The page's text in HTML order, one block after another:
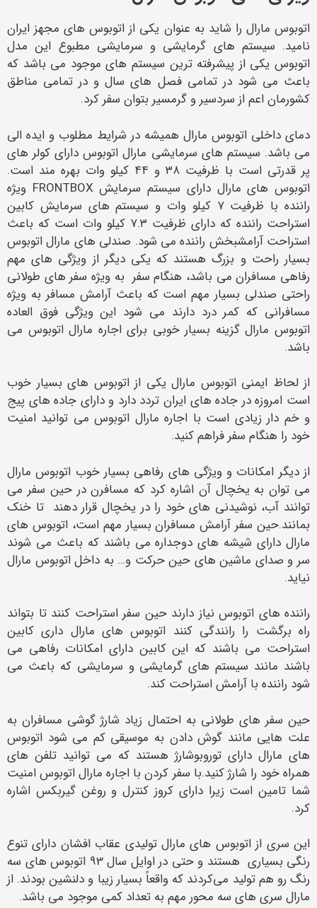
اتوبوس مارال را شاید به عنوان یکی از اتوبوس های مجهز ایران
نامید. سیستم های گرمایشی و سرمایشی مطبوع این مدل
اتوبوس یکی از پیشرفته ترین سیستم های موجود می باشد که
باعث می شود در تمامی فصل های سال و در تمامی مناطق
کشورمان اعم از سردسیر و گرمسیر بتوان سفر کرد.
دمای داخلی اتوبوس مارال همیشه در شرایط مطلوب و ایده الی
می باشد. سیستم های سرمایشی مارال اتوبوس دارای کولر های
پر قدرتی است با ظرفیت ۳۸ و ۴۴ کیلو وات بهره مند است.
اتوبوس های مارال دارای سیستم سرمایش FRONTBOX ویژه
راننده با ظرفیت ۷ کیلو وات و سیستم های سرمایش کابین
استراحت راننده که دارای ظرفیت ۷.۳ کیلو وات است که باعث
استراحت آرامشبخش راننده می شود. صندلی های مارال اتوبوس
بسیار راحت و بزرگ هستند که یکی دیگر از ویژگی های مهم
رفاهی مسافران می باشد، هنگام سفر به ویژه سفر های طولانی
راحتی صندلی بسیار مهم است که باعث آرامش مسافر به ویژه
مسافرانی که کمر درد دارند می شود این ویژگی فوق العاده
اتوبوس مارال گزینه بسیار خوبی برای اجاره مارال اتوبوس می
باشد.
از لحاظ ایمنی اتوبوس مارال یکی از اتوبوس های بسیار خوب
است امروزه در جاده های ایران تردد دارد و دارای جاده های پیج
و خم دار زیادی است با اجاره مارال اتوبوس می توانید امنیت
خود را هنگام سفر فراهم کنید.
از دیگر امکانات و ویژگی های رفاهی بسیار خوب اتوبوس مارال
می توان به یخچال آن اشاره کرد که مسافرن در حین سفر می
توانند آب، نوشیدنی های خود را در یخچال قرار دهند تا خنک
بمانند.حین سفر آرامش مسافران بسیار مهم است، اتوبوس های
مارال دارای شیشه های دوجداره می باشند که باعث می شوند
سر و صدای ماشین های حین حرکت و… به داخل اتوبوس مارال
نیاید.
راننده های اتوبوس نیاز دارند حین سفر استراحت کنند تا بتواند
راه برگشت را رانندگی کنند اتوبوس های مارال داری کابین
استراحت می باشند که این کابین دارای امکانات رفاهی می
باشند مانند سیستم های گرمایشی و سرمایشی که باعث می
شود راننده با آرامش استراحت کند.
حین سفر های طولانی به احتمال زیاد شارژ گوشی مسافران به
علت هایی مانند گوش دادن به موسیقی کم می شود اتوبوس
های مارال دارای توروبوشارژ هستند که می توانید تلفن های
همراه خود را شارژ کنید.با سفر کردن با اجاره مارال اتوبوس امنیت
شما تامین است زیرا دارای کروز کنترل و روغن گیربکس اشاره
کرد.
این سری از اتوبوس‌ های مارال تولیدی عقاب افشان دارای تنوع
رنگی بسیاری هستند و حتی در اوایل سال 93 اتوبوس‌ های سه
رنگ رو هم تولید می‌کردند که واقعاً بسیار زیبا و دلنشین بودند. از
مارال سری‌ های سه محور مهم به تعداد کمی موجود می باشد.